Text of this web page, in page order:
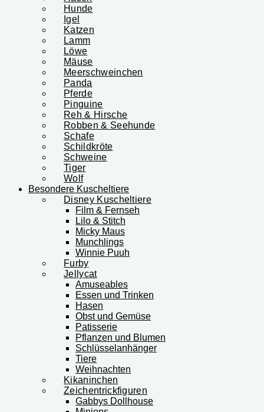
Hunde
Igel
Katzen
Lamm
Löwe
Mäuse
Meerschweinchen
Panda
Pferde
Pinguine
Reh & Hirsche
Robben & Seehunde
Schafe
Schildkröte
Schweine
Tiger
Wolf
Besondere Kuscheltiere
Disney Kuscheltiere
Film & Fernseh
Lilo & Stitch
Micky Maus
Munchlings
Winnie Puuh
Furby
Jellycat
Amuseables
Essen und Trinken
Hasen
Obst und Gemüse
Patisserie
Pflanzen und Blumen
Schlüsselanhänger
Tiere
Weihnachten
Kikaninchen
Zeichentrickfiguren
Gabbys Dollhouse